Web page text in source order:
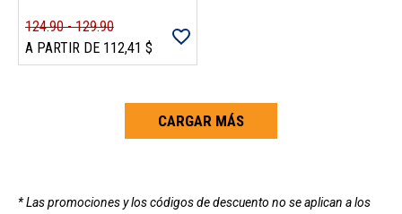
124.90 - 129.90
A PARTIR DE 112,41 $
CARGAR MÁS
Carga más productos. El lector de pantalla anunciará cuando se hayan
* Las promociones y los códigos de descuento no se aplican a los